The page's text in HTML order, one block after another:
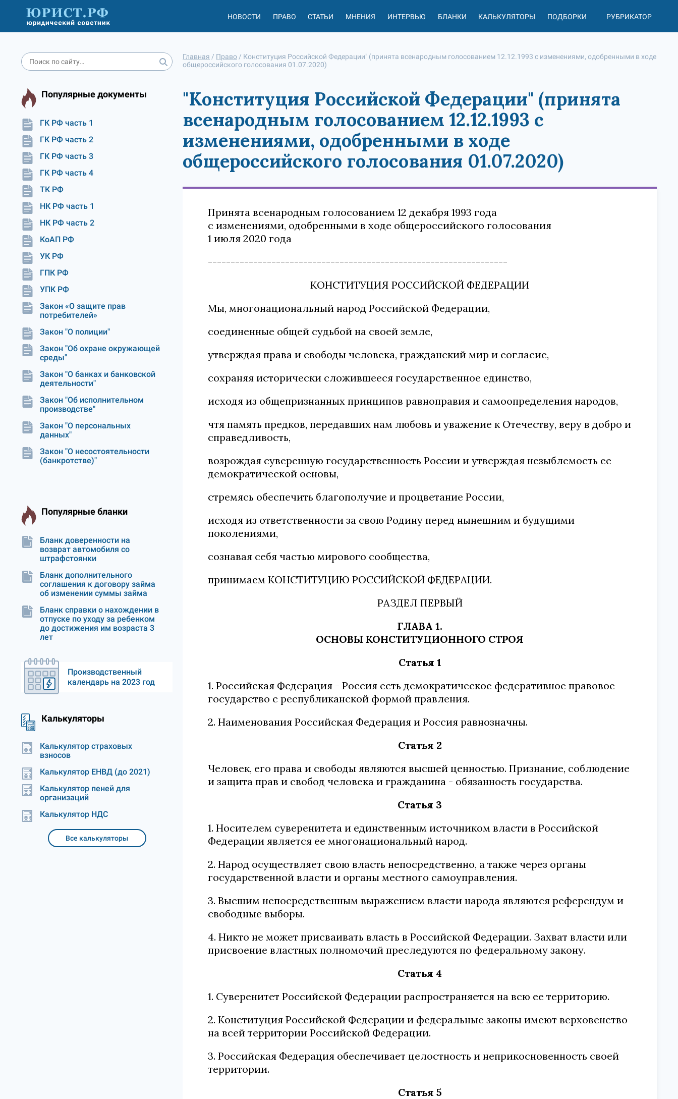
НОВОСТИ ПРАВО СТАТЬИ МНЕНИЯ ИНТЕРВЬЮ БЛАНКИ КАЛЬКУЛЯТОРЫ ПОДБОРКИ РУБРИКАТОР
Популярные документы
ГК РФ часть 1
ГК РФ часть 2
ГК РФ часть 3
ГК РФ часть 4
ТК РФ
НК РФ часть 1
НК РФ часть 2
КоАП РФ
УК РФ
ГПК РФ
УПК РФ
Закон «О защите прав
потребителей»
Закон "О полиции"
Закон "Об охране окружающей
среды"
Закон "О банках и банковской
деятельности"
Закон "Об исполнительном
производстве"
Закон "О персональных
данных"
Закон "О несостоятельности
(банкротстве)"
Популярные бланки
Бланк доверенности на
возврат автомобиля со
штрафстоянки
Бланк дополнительного
соглашения к договору займа
об изменении суммы займа
Бланк справки о нахождении в
отпуске по уходу за ребенком
до достижения им возраста 3
лет
Производственный
календарь на 2023 год
Калькуляторы
Калькулятор страховых
взносов
Калькулятор ЕНВД (до 2021)
Калькулятор пеней для
организаций
Калькулятор НДС
Все калькуляторы
Главная / Право / Конституция Российской Федерации" (принята всенародным голосованием 12.12.1993 с изменениями, одобренными в ходе
общероссийского голосования 01.07.2020)
"Конституция Российской Федерации" (принята
всенародным голосованием 12.12.1993 с
изменениями, одобренными в ходе
общероссийского голосования 01.07.2020)
Принята всенародным голосованием 12 декабря 1993 года
с изменениями, одобренными в ходе общероссийского голосования
1 июля 2020 года
------------------------------------------------------------------
КОНСТИТУЦИЯ РОССИЙСКОЙ ФЕДЕРАЦИИ
Мы, многонациональный народ Российской Федерации,
соединенные общей судьбой на своей земле,
утверждая права и свободы человека, гражданский мир и согласие,
сохраняя исторически сложившееся государственное единство,
исходя из общепризнанных принципов равноправия и самоопределения народов,
чтя память предков, передавших нам любовь и уважение к Отечеству, веру в добро и
справедливость,
возрождая суверенную государственность России и утверждая незыблемость ее
демократической основы,
стремясь обеспечить благополучие и процветание России,
исходя из ответственности за свою Родину перед нынешним и будущими
поколениями,
сознавая себя частью мирового сообщества,
принимаем КОНСТИТУЦИЮ РОССИЙСКОЙ ФЕДЕРАЦИИ.
РАЗДЕЛ ПЕРВЫЙ
ГЛАВА 1.
ОСНОВЫ КОНСТИТУЦИОННОГО СТРОЯ
Статья 1
1. Российская Федерация - Россия есть демократическое федеративное правовое
государство с республиканской формой правления.
2. Наименования Российская Федерация и Россия равнозначны.
Статья 2
Человек, его права и свободы являются высшей ценностью. Признание, соблюдение
и защита прав и свобод человека и гражданина - обязанность государства.
Статья 3
1. Носителем суверенитета и единственным источником власти в Российской
Федерации является ее многонациональный народ.
2. Народ осуществляет свою власть непосредственно, а также через органы
государственной власти и органы местного самоуправления.
3. Высшим непосредственным выражением власти народа являются референдум и
свободные выборы.
4. Никто не может присваивать власть в Российской Федерации. Захват власти или
присвоение властных полномочий преследуются по федеральному закону.
Статья 4
1. Суверенитет Российской Федерации распространяется на всю ее территорию.
2. Конституция Российской Федерации и федеральные законы имеют верховенство
на всей территории Российской Федерации.
3. Российская Федерация обеспечивает целостность и неприкосновенность своей
территории.
Статья 5